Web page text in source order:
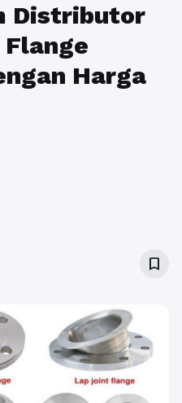
Distributor
Harga
bookmark_border